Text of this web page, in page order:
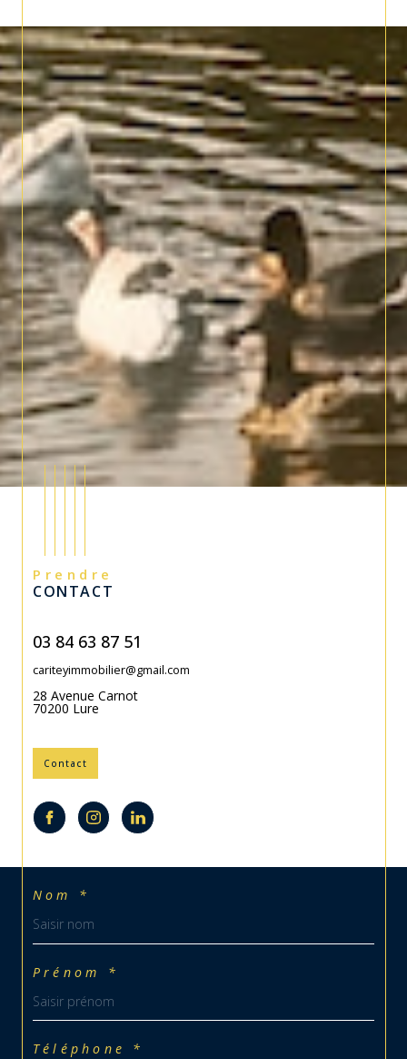
Nom *
Prénom *
Téléphone *
Prendre
CONTACT
03 84 63 87 51
cariteyimmobilier@gmail.com
28 Avenue Carnot
70200 Lure
Contact